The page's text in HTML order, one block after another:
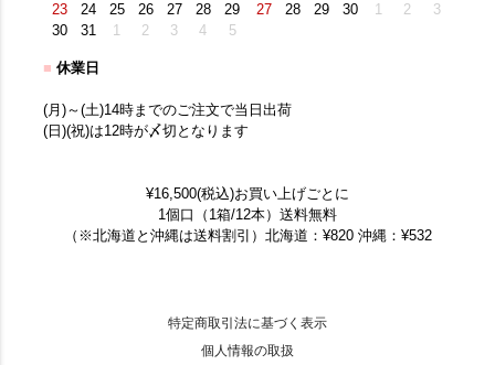
23
24 25 26 27 28
29
30
31 1 2 3 4 5
27
28 29 30 1 2 3
■ 休業日
(月)～(土)14時までのご注文で当日出荷
(日)(祝)は12時が〆切となります
¥16,500(税込)お買い上げごとに
1個口（1箱/12本）送料無料
（※北海道と沖縄は送料割引）北海道：¥820 沖縄：¥532
特定商取引法に基づく表示
個人情報の取扱